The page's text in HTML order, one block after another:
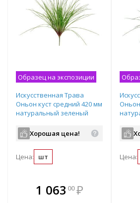
Образец на экспозиции
Искусственная Трава
Оньон куст средний 420 мм
натуральный зеленый
Хорошая цена!
Цена: шт
1 063 00 ₽
В
Оньон
Цена:
В комплекте
всегда выгоднее!